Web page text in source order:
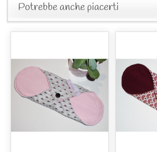
Potrebbe anche piacerti